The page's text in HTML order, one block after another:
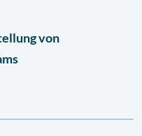
von